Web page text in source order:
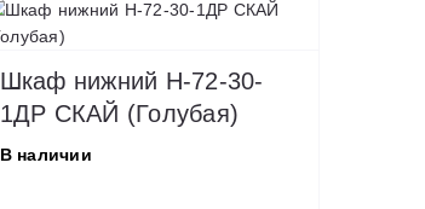
Шкаф нижний Н-72-30-
1ДР СКАЙ (Голубая)
В наличии